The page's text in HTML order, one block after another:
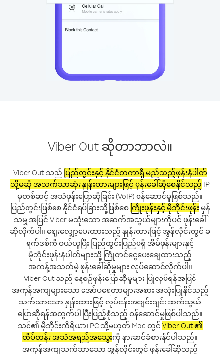
Viber Out ဆိုတာဘာလဲ။
Viber Out သည် ပြည်တွင်းနှင့် နိုင်ငံတကာရှိ မည်သည့်ဖုန်းနံပါတ်
သို့မဆို အသက်သာဆုံး နှုန်းထားများဖြင့် ဖုန်းခေါ်ဆိုစေနိုင်သည့် IP
မှတစ်ဆင့် အသံဖုန်းပြောဆိုခြင်း (VoIP) ဝန်ဆောင်မှုဖြစ်သည်။
ပြည်တွင်းဖြစ်စေ နိုင်ငံရပ်ခြားသို့ဖြစ်စေ ကြိုးဖုန်းနှင့် မိုဘိုင်းဖုန်းမှန်
သမျှအပြင် Viber မသုံးသော အဆက်အသွယ်များကိုပင် ဖုန်းခေါ်
ဆိုလိုက်ပါ။ ဈေးလျှော့ပေးထားသည့် နှုန်းထားဖြင့် အွန်လိုင်းတွင် ခ
ရက်ဒစ်ကို ဝယ်ယူပြီး ပြည်တွင်းပြည်ပရှိ အိမ်ဖုန်းများနှင့်
မိုဘိုင်းဖုန်းနံပါတ်များသို့ ကြိုတင်ငွေပေးချေထားသည့်
အကန့်အသတ်မဲ့ ဖုန်းခေါ်ဆိုမှုများ လုပ်ဆောင်လိုက်ပါ။
Viber Out သည် နေ့စဉ်ဖုန်းပြောဆိုမှုများ ပြုလုပ်ရန်အပြင်
အကုန်အကျများသော အော်ပရေတာများအစား အသုံးပြုနိုင်သည့်
သက်သာသော နှုန်းထားဖြင့် လုပ်ငန်းအချင်းချင်း ဆက်သွယ်
ပြောဆိုရန်အတွက်ပါ ပြီးပြည့်စုံသည့် ဝန်ဆောင်မှုဖြစ်ပါသည်။
သင်၏ မိုဘိုင်းကိရိယာ၊ PC သို့မဟုတ် Mac တွင် Viber Out ၏
ထိပ်တန်း အသံအရည်အသွေးကို နားဆင်ခံစားနိုင်ပါသည်။
အကုန်အကျသက်သာသော အွန်လိုင်းတွင် ဖုန်းခေါ်ဆိုသည့်